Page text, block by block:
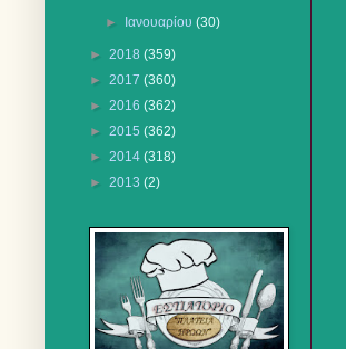
► Ιανουαρίου(30)
► 2018 (359)
► 2017 (360)
► 2016 (362)
► 2015 (362)
► 2014 (318)
► 2013 (2)